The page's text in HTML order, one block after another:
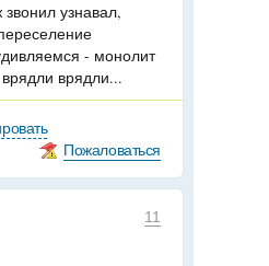
узнавал,
- монолит
врядли...
Пожаловаться
11